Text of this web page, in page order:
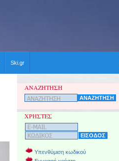
Ski.gr
ΑΝΑΖΗΤΗΣΗ
ΧΡΗΣΤΕΣ
Υπενθύμιση κωδικού